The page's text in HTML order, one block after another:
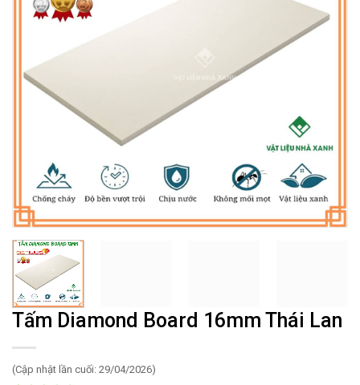
Tấm Diamond Board 16mm Thái Lan
(Cập nhật lần cuối: 29/04/2026)